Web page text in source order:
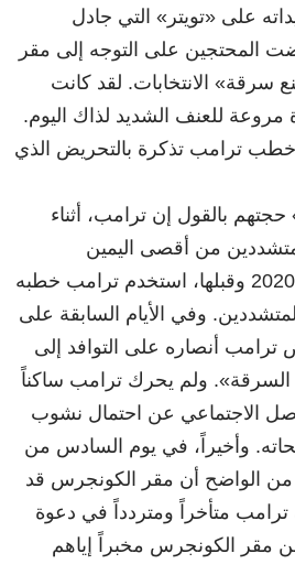
على «تويتر» التي جادل
المحتجين على التوجه إلى مقر
الانتخابات. لقد كانت
مروعة للعنف الشديد لذاك اليوم.
ترامب تذكرة بالتحريض الذي
بالقول إن ترامب، أثناء
من أقصى اليمين
وحاباهم. وبعد انتخابات 2020 وقبلها، استخدم ترامب خطبه
وفي الأيام السابقة على
أنصاره على التوافد إلى
ولم يحرك ترامب ساكناً
الاجتماعي عن احتمال نشوب
وأخيراً، في يوم السادس من
من الواضح أن مقر الكونجرس قد
ترامب متأخراً ومتردداً في دعوة
مقر الكونجرس مخبراً إياهم